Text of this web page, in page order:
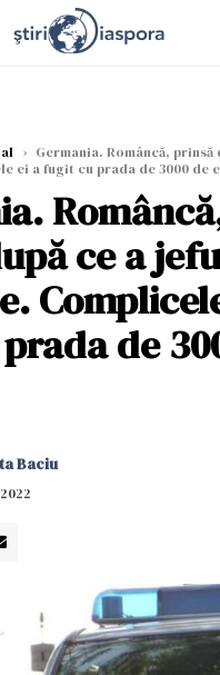
› Germania. Româncă, prinsă
ei a fugit cu prada de 3000 de
ce a
de
Baciu